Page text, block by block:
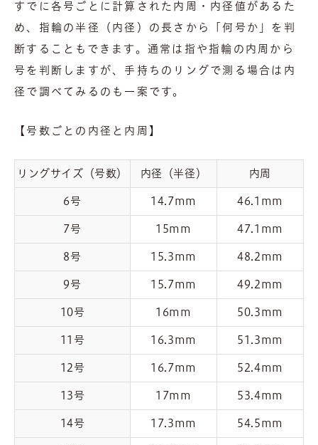
すでに各号ごとに計算された内周・内径値があるた
め、指輪の半径（内径）の長さから「何号か」を判
断することもできます。通常は指や指輪の内周から
号を判断しますが、手持ちのリングで測る場合は内
径で調べてみるのも一案です。
【号数ごとの内径と内周】
リングサイズ（号数） 内径（半径） 内周
6号 14.7mm 46.1mm
7号 15mm 47.1mm
8号 15.3mm 48.2mm
9号 15.7mm 49.2mm
10号 16mm 50.3mm
11号 16.3mm 51.3mm
12号 16.7mm 52.4mm
13号 17mm 53.4mm
14号 17.3mm 54.5mm